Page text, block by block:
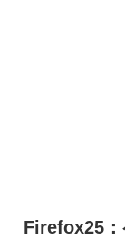
Firefox25：